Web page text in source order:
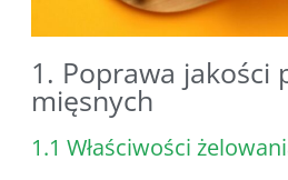
1. Poprawa jakości
mięsnych
1.1 Właściwości